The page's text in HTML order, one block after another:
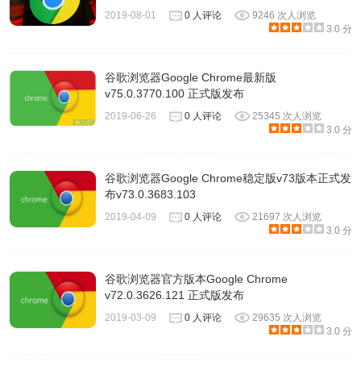
2019-08-01 0 人评论
9246 次人浏览
3.0 分
谷歌浏览器Google Chrome最新版
v75.0.3770.100 正式版发布
2019-06-26 0 人评论
25345 次人浏览
3.0 分
谷歌浏览器Google Chrome稳定版v73版本正式发
布v73.0.3683.103
2019-04-09 0 人评论
21697 次人浏览
3.0 分
谷歌浏览器官方版本Google Chrome
v72.0.3626.121 正式版发布
2019-03-09 0 人评论
29635 次人浏览
3.0 分